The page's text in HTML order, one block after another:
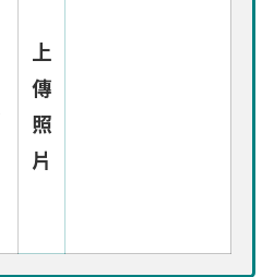
上
傳
照
片